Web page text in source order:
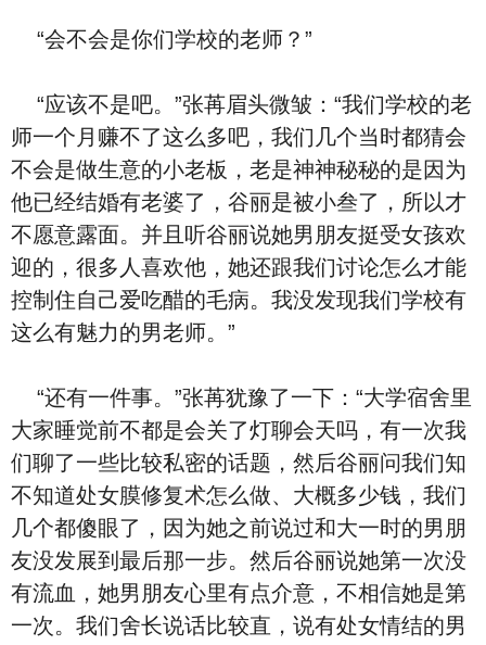
“会不会是你们学校的老师？”
“应该不是吧。”张苒眉头微皱：“我们学校的老
师一个月赚不了这么多吧，我们几个当时都猜会
不会是做生意的小老板，老是神神秘秘的是因为
他已经结婚有老婆了，谷丽是被小叁了，所以才
不愿意露面。并且听谷丽说她男朋友挺受女孩欢
迎的，很多人喜欢他，她还跟我们讨论怎么才能
控制住自己爱吃醋的毛病。我没发现我们学校有
这么有魅力的男老师。”
“还有一件事。”张苒犹豫了一下：“大学宿舍里
大家睡觉前不都是会关了灯聊会天吗，有一次我
们聊了一些比较私密的话题，然后谷丽问我们知
不知道处女膜修复术怎么做、大概多少钱，我们
几个都傻眼了，因为她之前说过和大一时的男朋
友没发展到最后那一步。然后谷丽说她第一次没
有流血，她男朋友心里有点介意，不相信她是第
一次。我们舍长说话比较直，说有处女情结的男